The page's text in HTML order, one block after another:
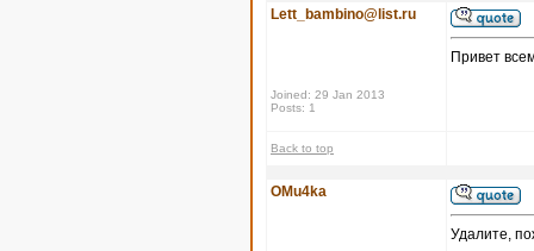
Lett_bambino@list.ru
Joined: 29 Jan 2013
Posts: 1
Привет
Back to top
OMu4ka
Удалите,